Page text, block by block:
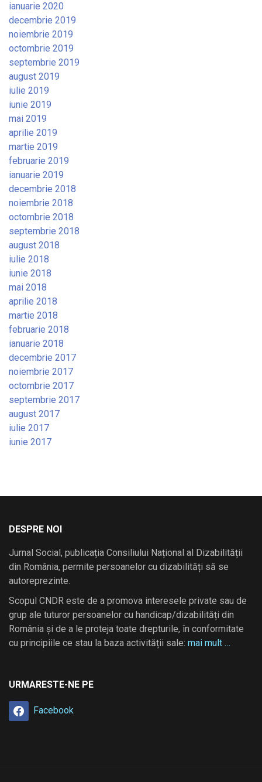
ianuarie 2020
decembrie 2019
noiembrie 2019
octombrie 2019
septembrie 2019
august 2019
iulie 2019
iunie 2019
mai 2019
aprilie 2019
martie 2019
februarie 2019
ianuarie 2019
decembrie 2018
noiembrie 2018
octombrie 2018
septembrie 2018
august 2018
iulie 2018
iunie 2018
mai 2018
aprilie 2018
martie 2018
februarie 2018
ianuarie 2018
decembrie 2017
noiembrie 2017
octombrie 2017
septembrie 2017
august 2017
iulie 2017
iunie 2017
DESPRE NOI
Jurnal Social, publicația Consiliului Național al Dizabilității
din România, permite persoanelor cu dizabilități să se
autoreprezinte.
Scopul CNDR este de a promova interesele private sau de
grup ale tuturor persoanelor cu handicap/dizabilități din
România și de a le proteja toate drepturile, în conformitate
cu principiile ce stau la baza activității sale: mai mult …
URMARESTE-NE PE
Facebook